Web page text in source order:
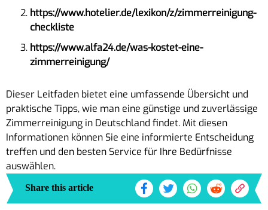
https://www.hotelier.de/lexikon/z/zimmerreinigung-
checkliste
https://www.alfa24.de/was-kostet-eine-
zimmerreinigung/
Dieser Leitfaden bietet eine umfassende Übersicht und
praktische Tipps, wie man eine günstige und zuverlässige
Zimmerreinigung in Deutschland findet. Mit diesen
Informationen können Sie eine informierte Entscheidung
treffen und den besten Service für Ihre Bedürfnisse
auswählen.
Share this article